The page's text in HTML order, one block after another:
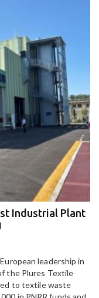
Industrial Plant
leadership in
the Plures Textile
to textile waste